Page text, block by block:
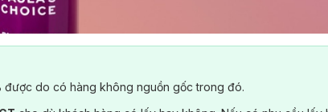
được do có hàng không nguồn gốc trong đó.